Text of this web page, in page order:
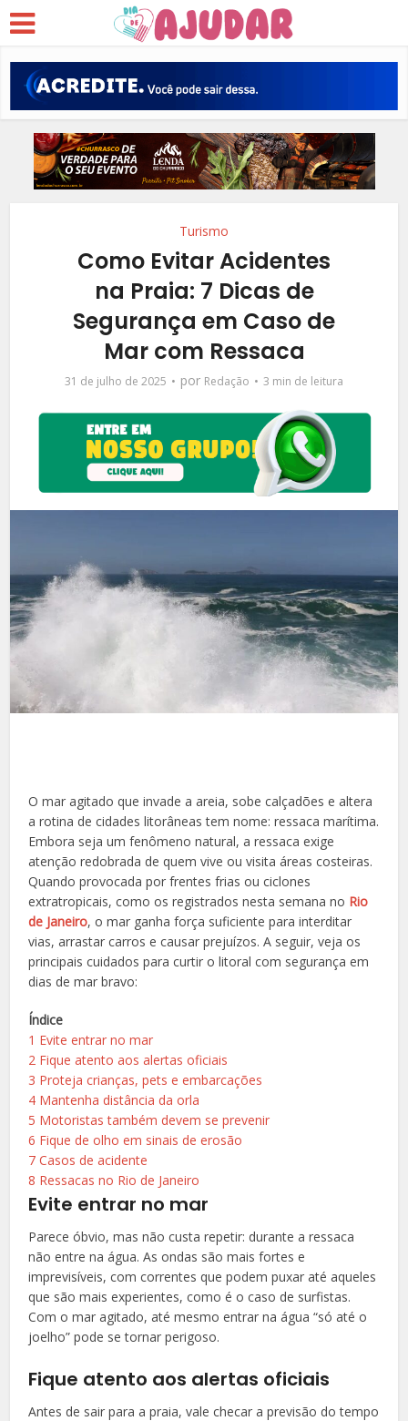
Turismo
Como Evitar Acidentes
na Praia: 7 Dicas de
Segurança em Caso de
Mar com Ressaca
31 de julho de 2025 por Redação 3 min de leitura
O mar agitado que invade a areia, sobe calçadões e altera
a rotina de cidades litorâneas tem nome:ressaca marítima.
Embora seja um fenômeno natural, a ressaca exige
atenção redobrada de quem vive ou visita áreas costeiras.
Quando provocada por frentes frias ou ciclones
extratropicais, como os registrados nesta semana no Rio
de Janeiro, o mar ganha força suficiente para interditar
vias, arrastar carros e causar prejuízos. A seguir, veja os
principais cuidados paracurtir o litoral com segurança em
dias de mar bravo:
Índice
1 Evite entrar no mar
2 Fique atento aos alertas oficiais
3 Proteja crianças, pets e embarcações
4 Mantenha distância da orla
5 Motoristas também devem se prevenir
6 Fique de olho em sinais de erosão
7 Casos de acidente
8 Ressacas no Rio de Janeiro
Evite entrar no mar
Parece óbvio, mas não custa repetir: durante a ressaca
não entre na água. As ondas são mais fortes e
imprevisíveis, com correntes que podem puxar até aqueles
que são mais experientes, como é o caso de surfistas.
Com o mar agitado, até mesmo entrar na água “só até o
joelho” pode se tornar perigoso.
Fique atento aos alertas oficiais
Antes de sair para a praia, vale checar a previsão do tempo